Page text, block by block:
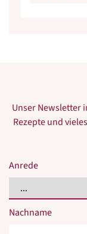
Unser Newsletter
Rezepte und
Anrede
Nachname